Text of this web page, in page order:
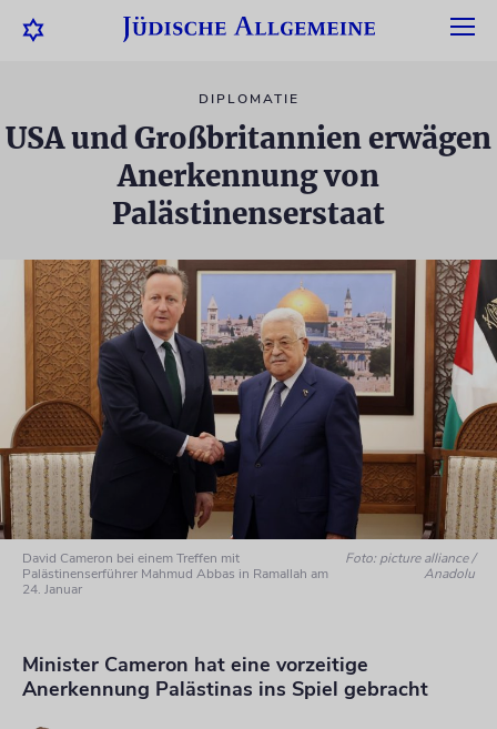
DIPLOMATIE
USA und Großbritannien erwägen
Anerkennung von
Palästinenserstaat
David Cameron bei einem Treffen mit
Palästinenserführer Mahmud Abbas in Ramallah am
24. Januar
Foto: picture alliance /
Anadolu
Minister Cameron hat eine vorzeitige
Anerkennung Palästinas ins Spiel gebracht